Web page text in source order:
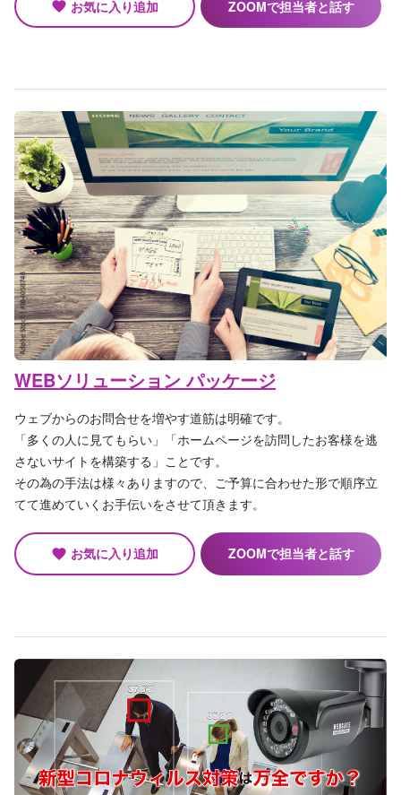
favorite お気に入り追加 ZOOMで担当者と話す
WEBソリューション パッケージ
ウェブからのお問合せを増やす道筋は明確です。
「多くの人に見てもらい」「ホームページを訪問したお客様を逃
さないサイトを構築する」ことです。
その為の手法は様々ありますので、ご予算に合わせた形で順序立
てて進めていくお手伝いをさせて頂きます。
favorite お気に入り追加 ZOOMで担当者と話す